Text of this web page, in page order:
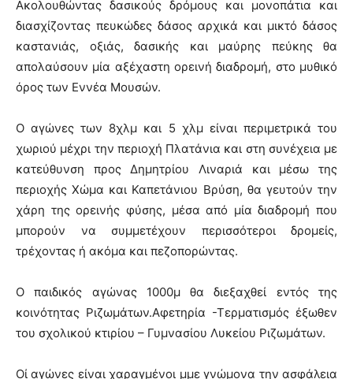
Ακολουθώντας δασικούς δρόμους και μονοπάτια και
διασχίζοντας πευκώδες δάσος αρχικά και μικτό δάσος
καστανιάς, οξιάς, δασικής και μαύρης πεύκης θα
απολαύσουν μία αξέχαστη ορεινή διαδρομή, στο μυθικό
όρος των Εννέα Μουσών.
Ο αγώνες των 8χλμ και 5 χλμ είναι περιμετρικά του
χωριού μέχρι την περιοχή Πλατάνια και στη συνέχεια με
κατεύθυνση προς Δημητρίου Λιναριά και μέσω της
περιοχής Χώμα και Καπετάνιου Βρύση, θα γευτούν την
χάρη της ορεινής φύσης, μέσα από μία διαδρομή που
μπορούν να συμμετέχουν περισσότεροι δρομείς,
τρέχοντας ή ακόμα και πεζοπορώντας.
Ο παιδικός αγώνας 1000μ θα διεξαχθεί εντός της
κοινότητας Ριζωμάτων.Αφετηρία -Τερματισμός έξωθεν
του σχολικού κτιρίου – Γυμνασίου Λυκείου Ριζωμάτων.
Οί αγώνες είναι χαραγμένοι μμε γνώμονα την ασφάλεια